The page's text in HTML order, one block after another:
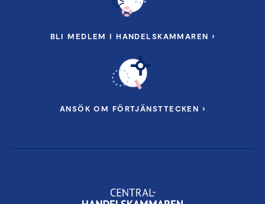
BLI MEDLEM I HANDELSKAMMAREN ›
ANSÖK OM FÖRTJÄNSTTECKEN ›